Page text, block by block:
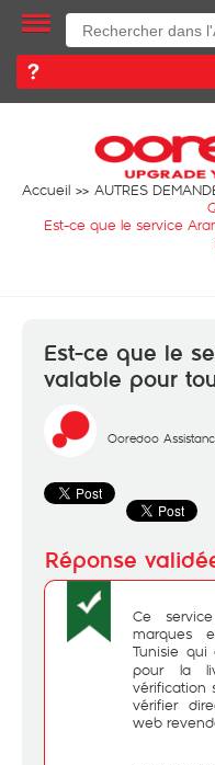
Accueil
AUTRES
Est-ce que le service
Est-ce que le
valable pour
Ooredoo
Ce
marques
Tunisie qui
pour la
vérification
vérifier
web